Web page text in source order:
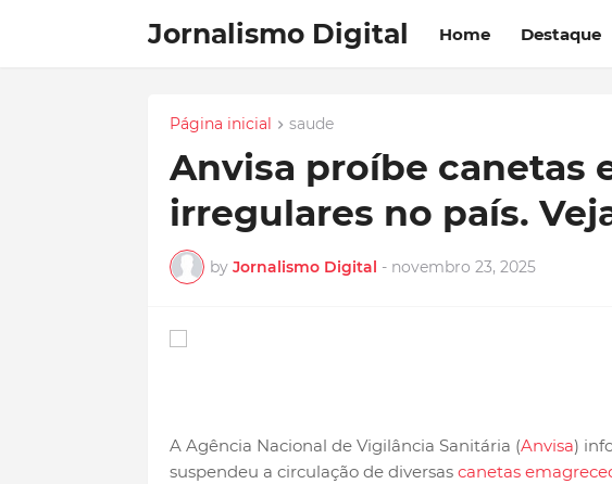
Jornalismo Digital Home Destaque
Página inicial saude
Anvisa proíbe canetas
irregulares no país.
by Jornalismo Digital - novembro 23, 2025
A Agência Nacional de Vigilância Sanitária (Anvisa)
suspendeu a circulação de diversas canetas